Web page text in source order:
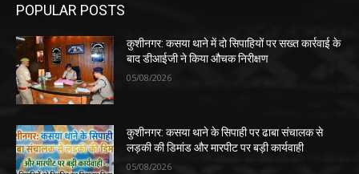
POPULAR POSTS
कुशीनगर: कसया थाने में दो सिपाहियों पर सख्त कार्रवाई के
बाद डीआईजी ने किया औचक निरीक्षण
05/08/2026
कुशीनगर: कसया थाने के सिपाही पर ढाबा संचालक से
लड़की की डिमांड और मारपीट पर बड़ी कार्यवाही
05/08/2026